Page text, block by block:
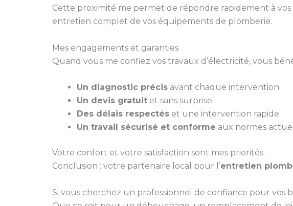
Cette proximité me permet de répondre rapidement à
entretien complet de vos équipements de plomberie.
Mes engagements et garanties
Quand vous me confiez vos travaux d’électricité, vous
Un diagnostic précis avant chaque intervention.
Un devis gratuit et sans surprise.
Des délais respectés et une intervention rapide.
Un travail sécurisé et conforme aux normes
Votre confort et votre satisfaction sont mes priorités.
Conclusion : votre partenaire local pour l’entretien
Si vous cherchez un professionnel de confiance pour vos